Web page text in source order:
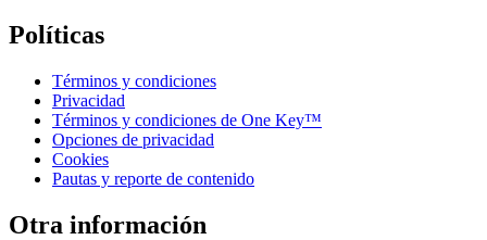
Políticas
Términos y condiciones
Privacidad
Términos y condiciones de One Key™
Opciones de privacidad
Cookies
Pautas y reporte de contenido
Otra información